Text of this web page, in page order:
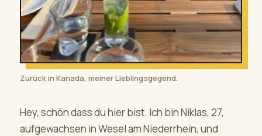
Zurück in Kanada, meiner Lieblingsgegend.
Hey, schön dass du hier bist. Ich bin Niklas, 27,
aufgewachsen in Wesel am Niederrhein, und